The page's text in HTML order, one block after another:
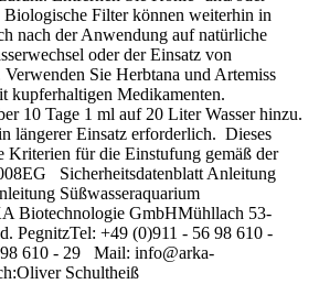
Filter können weiterhin in
nach der Anwendung auf natürliche
oder der Einsatz von
Sie Herbtana und Artemiss
kupferhaltigen Medikamenten.
10 Tage 1 ml auf 20 Liter Wasser hinzu.
längerer Einsatz erforderlich. Dieses
Kriterien für die Einstufung gemäß der
Sicherheitsdatenblatt Anleitung
Süßwasseraquarium
Biotechnologie GmbHMühllach 53-
PegnitzTel: +49 (0)911 - 56 98 610 -
610 - 29 Mail: info@arka-
Schultheiß